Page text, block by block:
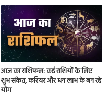
आज का राशिफल: कई राशियों के लिए
शुभ संकेत, करियर और धन लाभ के बन रहे
योग